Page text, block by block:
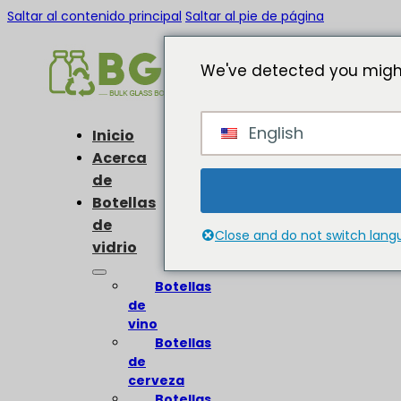
Saltar al contenido principal Saltar al pie de página
Inicio
Acerca
de
Botellas
de
vidrio
Botellas
de
vino
Botellas
de
cerveza
We've detected you
English
Close and do not switch